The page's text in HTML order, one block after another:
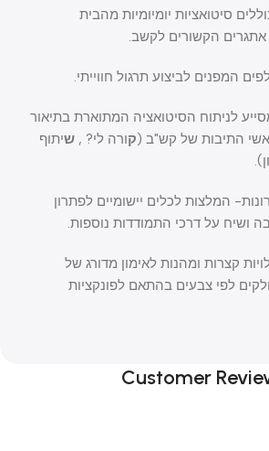
סיטואציות יומיומיות מהבית
הקשורים לקשב.
לניתוח הסיטואציה המתוארת בתיאור
התיבות של קש"ב (קורה לי? , שיתוף
המלצות לכלים יישומיים לפתרון
ושיח על דרכי התמודדות נוספות.
קצרות ומהנות לאימון מדורג של
לפי צבעים בהתאם לפונקציות
Customer